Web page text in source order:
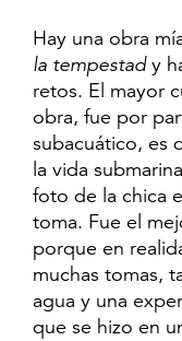
Hay una obra
la tempestady
retos. El mayor
obra, fue por
subacuático, es
la vida
foto de la chica
toma. Fue el
porque en
muchas tomas,
agua y una
que se hizo en